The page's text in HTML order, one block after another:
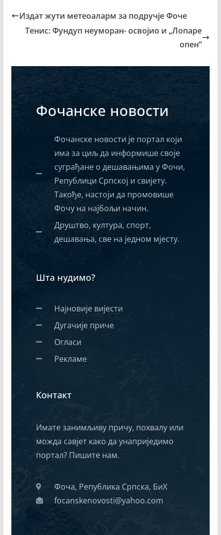
Издат жути метеоаларм за подручје Фоче
Тенис: Фундуп неуморан- освојио и „Лопаре
опен”
Фочанске новости
Фочанске новости је портал који
има за циљ да информише своје
суграђане о дешавањима у Фочи,
Републици Српској и свијету.
Такође, настоји да промовише
Фочу на најбољи начин.
Друштво, култура, спорт,
дешавања, све на једном мјесту.
Шта нудимо?
Најновије вијести
Дугачије приче
Огласи
Рекламе
Контакт
Имате занимљиву причу, похвалу или
можда савјет како да унаприједимо
портал? Пишите нам.
Фоча, Република Српска, БиХ
focanskenovosti@yahoo.com